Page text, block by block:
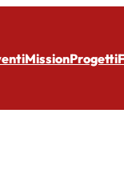
MissionProgetti